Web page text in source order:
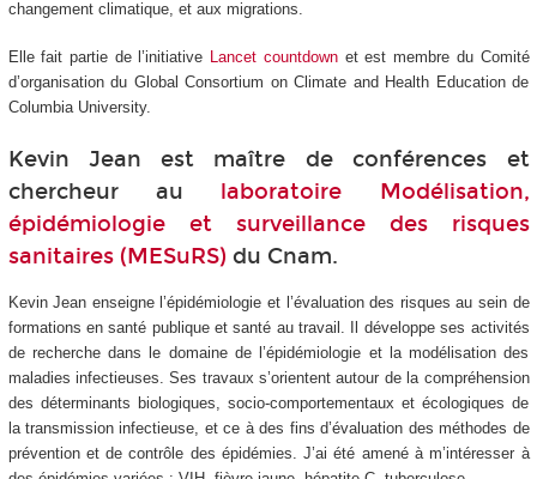
changement climatique, et aux migrations.
Elle fait partie de l’initiative Lancet countdownet est membre du Comité
d’organisation du Global Consortium on Climate and Health Education de
Columbia University.
Kevin Jean est maître de conférences et
chercheur au laboratoire Modélisation,
épidémiologie et surveillance des risques
sanitaires (MESuRS) du Cnam.
Kevin Jean enseigne l’épidémiologie et l’évaluation des risques au sein de
formations en santé publique et santé au travail. Il développe ses activités
de recherche dans le domaine de l’épidémiologie et la modélisation des
maladies infectieuses. Ses travaux s’orientent autour de la compréhension
des déterminants biologiques, socio-comportementaux et écologiques de
la transmission infectieuse, et ce à des fins d’évaluation des méthodes de
prévention et de contrôle des épidémies. J’ai été amené à m’intéresser à